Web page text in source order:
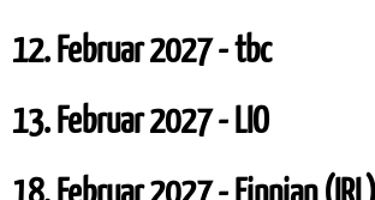
12. Februar 2027 - tbc
13. Februar 2027 - LIO
18. Februar 2027 - Finnian (IRL)